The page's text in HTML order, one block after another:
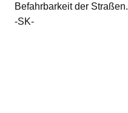
Befahrbarkeit der Straßen.
-SK-